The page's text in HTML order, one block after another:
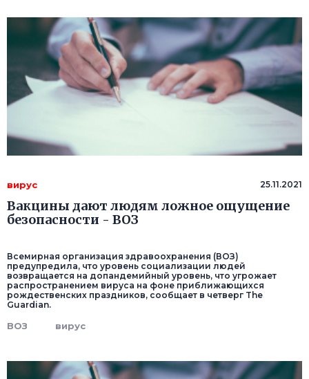
вирус 25.11.2021
Вакцины дают людям ложное ощущение
безопасности - ВОЗ
Всемирная организация здравоохранения (ВОЗ)
предупредила, что уровень социализации людей
возвращается на допандемийный уровень, что угрожает
распространением вируса на фоне приближающихся
рождественских праздников, сообщает в четверг The
Guardian.
ВОЗ вирус